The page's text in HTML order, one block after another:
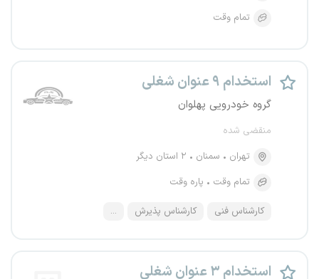
تمام وقت
استخدام ۹ عنوان شغلی
گروه خودرویی پهلوان
منقضی شده
تهران
سمنان
۲ استان دیگر
تمام وقت
پاره وقت
کارشناس فنی کارشناس پذیرش ...
استخدام ۳ عنوان شغلی